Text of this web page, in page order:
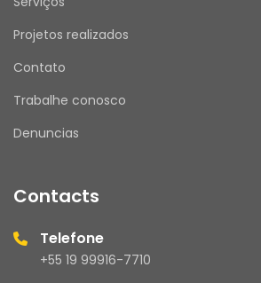
Projetos realizados
Contato
Trabalhe conosco
Denuncias
Contacts
Telefone
+55 19 99916-7710